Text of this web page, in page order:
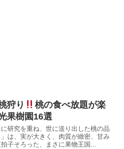
狩り
桃の食べ放題が楽
果樹園16選
研究を重ね、世に送り出した桃の品
は、実が大きく、肉質が緻密、甘み
子そろった、まさに果物王国...